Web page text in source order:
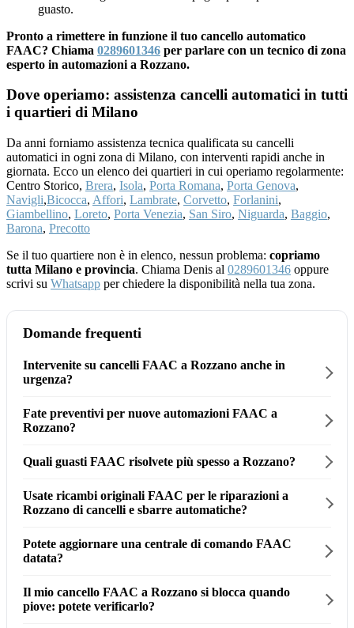
guasto.
Pronto a rimettere in funzione il tuo cancello automatico
FAAC? Chiama 0289601346 per parlare con un tecnico di zona
esperto in automazioni a Rozzano.
Dove operiamo: assistenza cancelli automatici in tutti
i quartieri di Milano
Da anni forniamo assistenza tecnica qualificata su cancelli
automatici in ogni zona di Milano, con interventi rapidi anche in
giornata. Ecco un elenco dei quartieri in cui operiamo regolarmente:
Centro Storico, Brera, Isola, Porta Romana, Porta Genova,
Navigli,Bicocca, Affori, Lambrate, Corvetto, Forlanini,
Giambellino, Loreto, Porta Venezia, San Siro, Niguarda, Baggio,
Barona, Precotto
Se il tuo quartiere non è in elenco, nessun problema: copriamo
tutta Milano e provincia. Chiama Denis al 0289601346 oppure
scrivi su Whatsapp per chiedere la disponibilità nella tua zona.
Domande frequenti
Intervenite su cancelli FAAC a Rozzano anche in
urgenza?
Fate preventivi per nuove automazioni FAAC a
Rozzano?
Quali guasti FAAC risolvete più spesso a Rozzano?
Usate ricambi originali FAAC per le riparazioni a
Rozzano di cancelli e sbarre automatiche?
Potete aggiornare una centrale di comando FAAC
datata?
Il mio cancello FAAC a Rozzano si blocca quando
piove: potete verificarlo?